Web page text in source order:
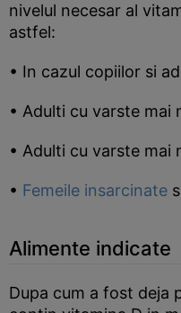
nivelul necesar al
astfel:
• In cazul copiilor si
• Adulti cu varste mai
• Adulti cu varste mai
• Femeile insarcinate
Alimente indicate
Dupa cum a fost deja